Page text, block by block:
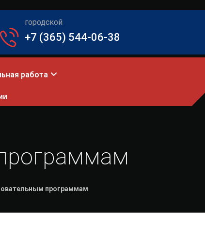
городской
+7 (365) 544-06-38
работа
программам